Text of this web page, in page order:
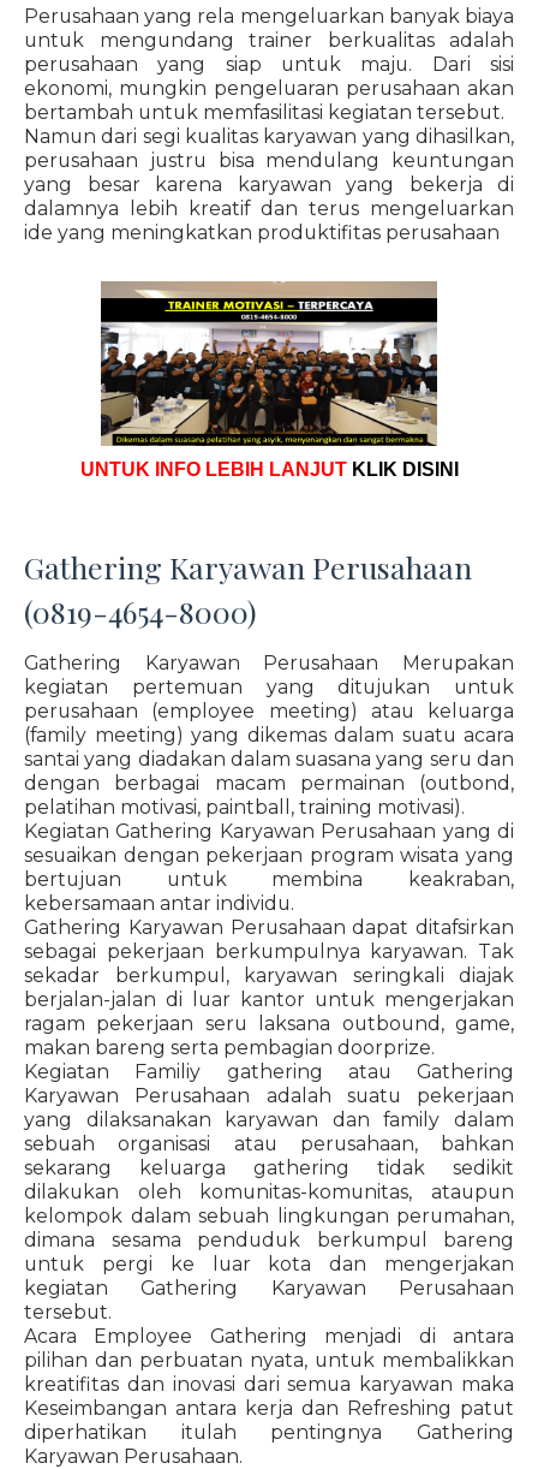
Perusahaan yang rela mengeluarkan banyak biaya
untuk mengundang trainer berkualitas adalah
perusahaan yang siap untuk maju. Dari sisi
ekonomi, mungkin pengeluaran perusahaan akan
bertambah untuk memfasilitasi kegiatan tersebut.
Namun dari segi kualitas karyawan yang dihasilkan,
perusahaan justru bisa mendulang keuntungan
yang besar karena karyawan yang bekerja di
dalamnya lebih kreatif dan terus mengeluarkan
ide yang meningkatkan produktifitas perusahaan
UNTUK INFO LEBIH LANJUT KLIK DISINI
Gathering Karyawan Perusahaan
(0819-4654-8000)
Gathering Karyawan Perusahaan Merupakan
kegiatan pertemuan yang ditujukan untuk
perusahaan (employee meeting) atau keluarga
(family meeting) yang dikemas dalam suatu acara
santai yang diadakan dalam suasana yang seru dan
dengan berbagai macam permainan (outbond,
pelatihan motivasi, paintball, training motivasi).
Kegiatan Gathering Karyawan Perusahaan yang di
sesuaikan dengan pekerjaan program wisata yang
bertujuan untuk membina keakraban,
kebersamaan antar individu.
Gathering Karyawan Perusahaan dapat ditafsirkan
sebagai pekerjaan berkumpulnya karyawan. Tak
sekadar berkumpul, karyawan seringkali diajak
berjalan-jalan di luar kantor untuk mengerjakan
ragam pekerjaan seru laksana outbound, game,
makan bareng serta pembagian doorprize.
Kegiatan Familiy gathering atau Gathering
Karyawan Perusahaan adalah suatu pekerjaan
yang dilaksanakan karyawan dan family dalam
sebuah organisasi atau perusahaan, bahkan
sekarang keluarga gathering tidak sedikit
dilakukan oleh komunitas-komunitas, ataupun
kelompok dalam sebuah lingkungan perumahan,
dimana sesama penduduk berkumpul bareng
untuk pergi ke luar kota dan mengerjakan
kegiatan Gathering Karyawan Perusahaan
tersebut.
Acara Employee Gathering menjadi di antara
pilihan dan perbuatan nyata, untuk membalikkan
kreatifitas dan inovasi dari semua karyawan maka
Keseimbangan antara kerja dan Refreshing patut
diperhatikan itulah pentingnya Gathering
Karyawan Perusahaan.